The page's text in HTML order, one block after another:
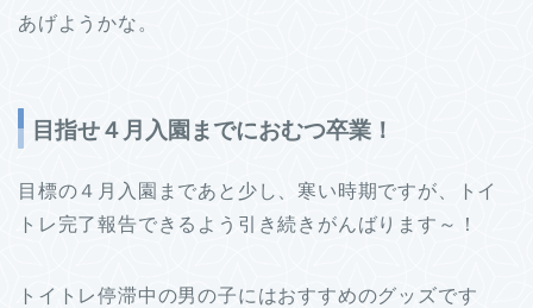
あげようかな。
目指せ４月入園までにおむつ卒業！
目標の４月入園まであと少し、寒い時期ですが、トイ
トレ完了報告できるよう引き続きがんばります～！
トイトレ停滞中の男の子にはおすすめのグッズです